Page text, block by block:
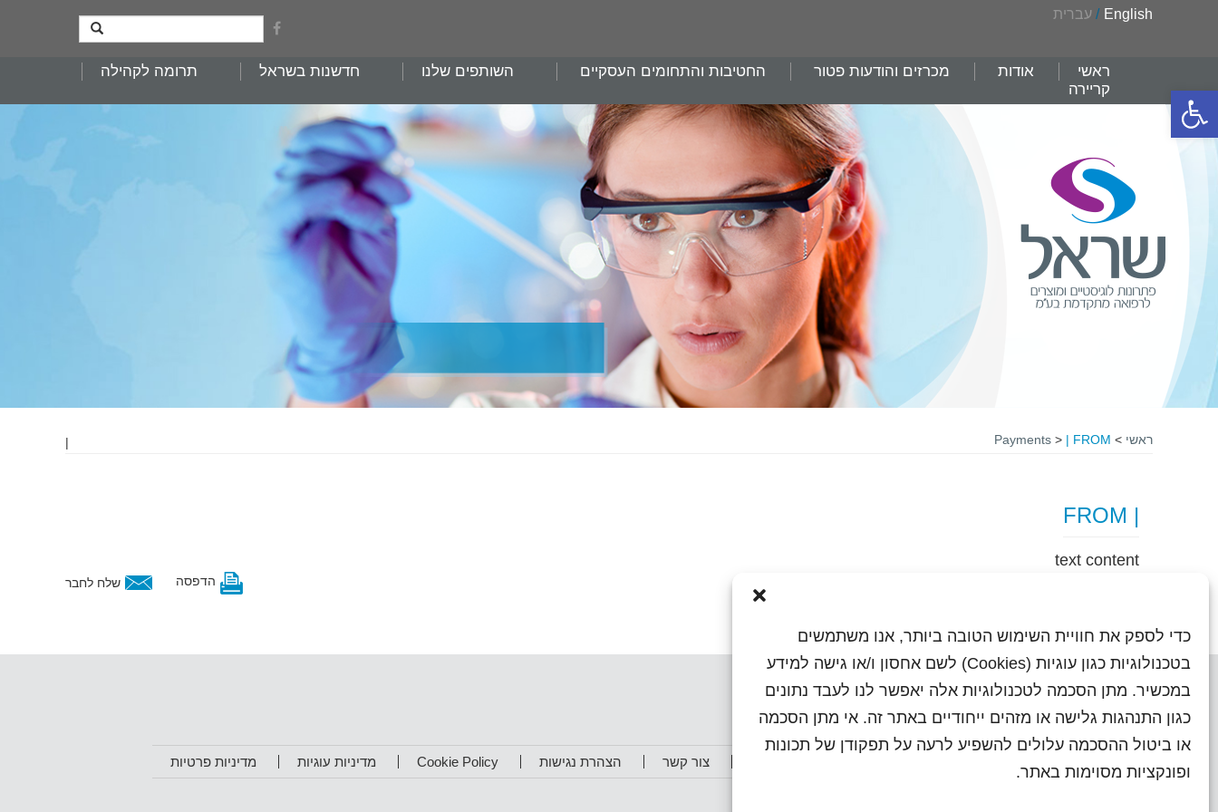
פתח סרגל נגישות
כדי לספק את חוויית השימוש הטובה ביותר, אנו משתמשים
בטכנולוגיות כגון עוגיות (Cookies) לשם אחסון ו/או גישה למידע
במכשיר. מתן הסכמה לטכנולוגיות אלה יאפשר לנו לעבד נתונים
כגון התנהגות גלישה או מזהים ייחודיים באתר זה. אי מתן הסכמה
או ביטול ההסכמה עלולים להשפיע לרעה על תפקודן של תכונות
ופונקציות מסוימות באתר.
English
/ עברית
ראשי אודות מכרזים והודעות פטור החטיבות והתחומים העסקיים השותפים שלנו חדשנות בשראל
תרומה לקהילה
קריירה
ראשי >
Payments > | FROM
|
| FROM
text content
שלח לחבר הדפסה
צור קשר הצהרת נגישות Cookie Policy מדיניות עוגיות מדיניות פרטיות